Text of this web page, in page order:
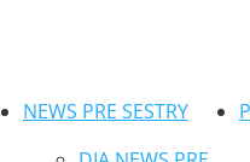
NEWS PRE SESTRY